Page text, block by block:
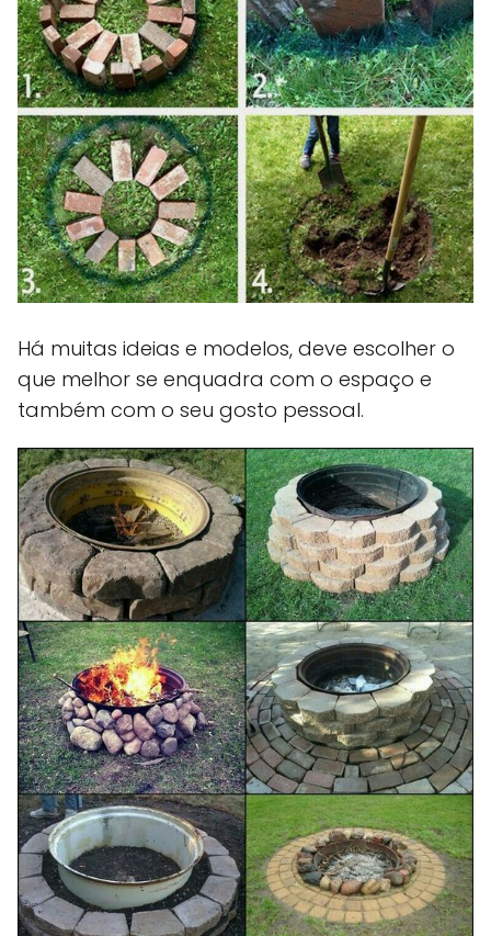
Há muitas ideias e modelos, deve escolher o
que melhor se enquadra com o espaço e
também com o seu gosto pessoal.